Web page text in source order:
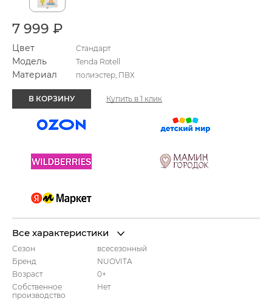
7 999 ₽
Цвет Стандарт
Модель Tenda Rotell
Материал полиэстер, ПВХ
В КОРЗИНУ Купить в 1 клик
Все характеристики
Сезон
всесезонный
Бренд
NUOVITA
Возраст
0+
Собственное
производство
Нет